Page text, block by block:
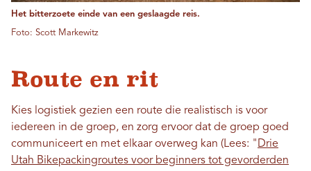
Het bitterzoete einde van een geslaagde reis.
Foto: Scott Markewitz
Route en rit
Kies logistiek gezien een route die realistisch is voor
iedereen in de groep, en zorg ervoor dat de groep goed
communiceert en met elkaar overweg kan (Lees: "Drie
Utah Bikepackingroutes voor beginners tot gevorderden